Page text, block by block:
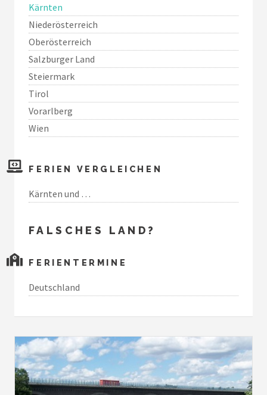
Kärnten
Niederösterreich
Oberösterreich
Salzburger Land
Steiermark
Tirol
Vorarlberg
Wien
FERIEN VERGLEICHEN
Kärnten und …
FALSCHES LAND?
FERIENTERMINE
Deutschland